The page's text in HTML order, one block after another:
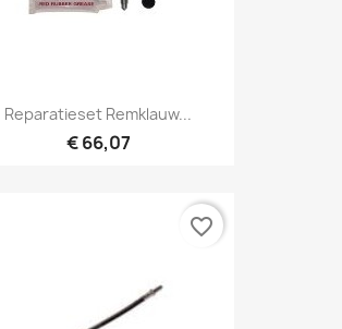
Reparatieset Remklauw...
€ 66,07
favorite_border